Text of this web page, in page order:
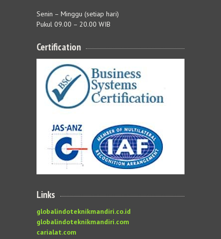
Senin – Minggu (setiap hari)
Pukul 09.00 – 20.00 WIB
Certification
Links
globalindoteknikmandiri.co.id
globalindoteknikmandiri.com
carialat.com